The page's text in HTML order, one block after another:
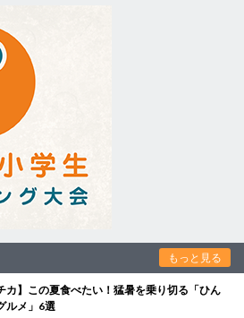
もっと見る
カ】この夏食べたい！猛暑を乗り切る「ひん
ルメ」6選